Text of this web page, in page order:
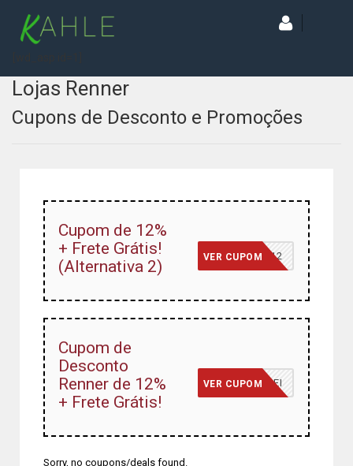
Lojas Renner
Cupons de Desconto e Promoções
Cupom de 12%
+ Frete Grátis!
(Alternativa 2)
PRIMEIRA12
VER CUPOM
Cupom de
Desconto
Renner de 12%
+ Frete Grátis!
CHEGUEI
VER CUPOM
Sorry, no coupons/deals found.